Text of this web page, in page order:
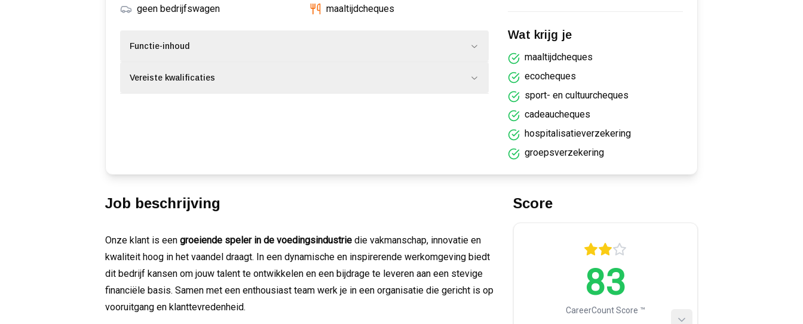
geen bedrijfswagen maaltijdcheques
Functie-inhoud
Vereiste kwalificaties
Wat krijg je
maaltijdcheques
ecocheques
sport- en cultuurcheques
cadeaucheques
hospitalisatieverzekering
groepsverzekering
Job beschrijving
Onze klant is een groeiende speler in de voedingsindustrie die vakmanschap, innovatie en
kwaliteit hoog in het vaandel draagt. In een dynamische en inspirerende werkomgeving biedt
dit bedrijf kansen om jouw talent te ontwikkelen en een bijdrage te leveren aan een stevige
financiële basis. Samen met een enthousiast team werk je in een organisatie die gericht is op
vooruitgang en klanttevredenheid.
Score
83
CareerCount Score ™️